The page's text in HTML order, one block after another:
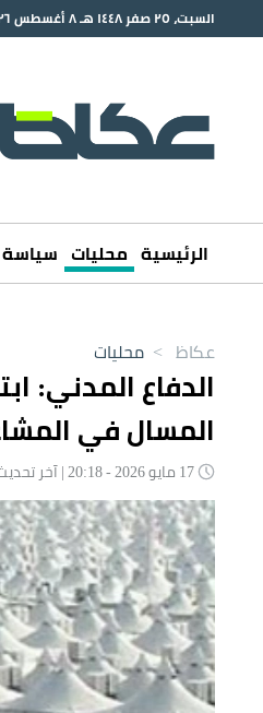
السبت، ٢٥ صفر ١٤٤٨ هـ ٨ أغسطس ٢٠٢٦ م
الرئيسية محليات سياسة
عكاظ > محليات
الدفاع المدني:
المسال في